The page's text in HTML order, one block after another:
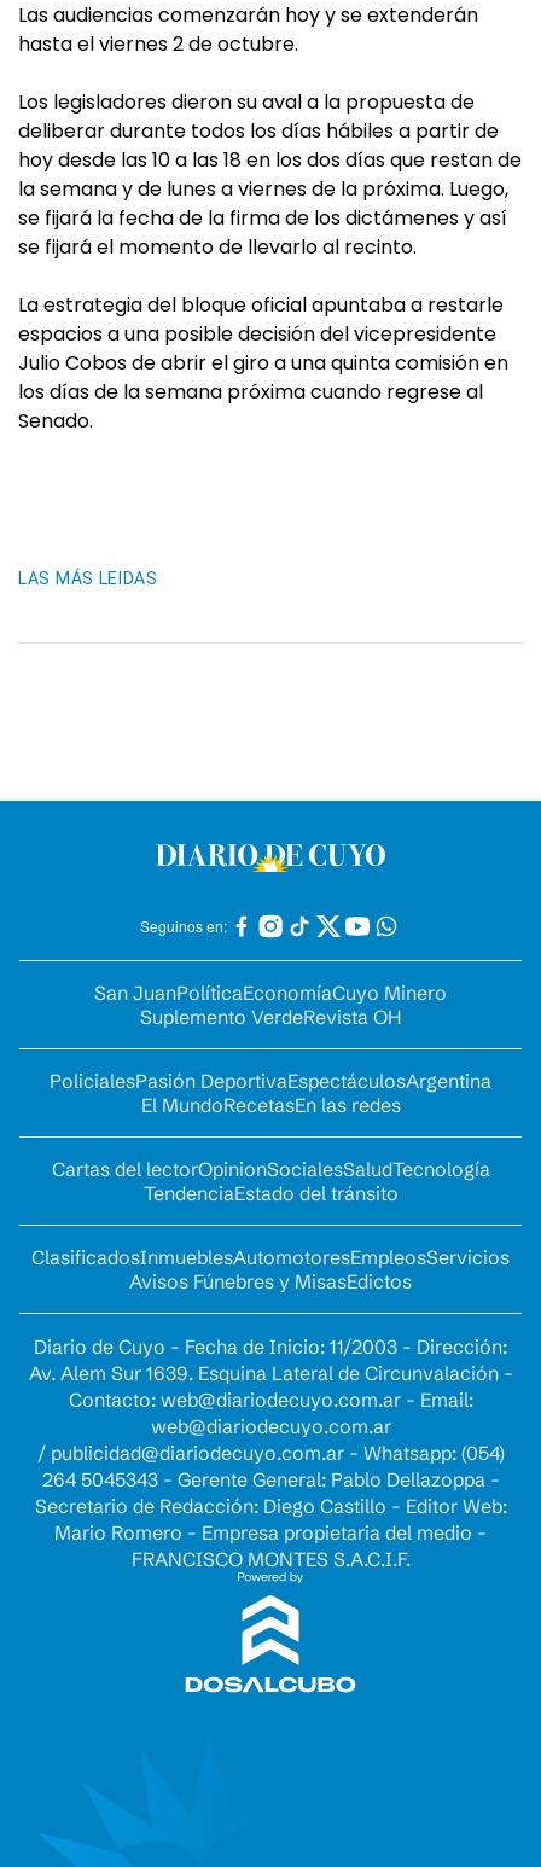
Las audiencias comenzarán hoy y se extenderán
hasta el viernes 2 de octubre.
Los legisladores dieron su aval a la propuesta de
deliberar durante todos los días hábiles a partir de
hoy desde las 10 a las 18 en los dos días que restan de
la semana y de lunes a viernes de la próxima. Luego,
se fijará la fecha de la firma de los dictámenes y así
se fijará el momento de llevarlo al recinto.
La estrategia del bloque oficial apuntaba a restarle
espacios a una posible decisión del vicepresidente
Julio Cobos de abrir el giro a una quinta comisión en
los días de la semana próxima cuando regrese al
Senado.
LAS MÁS LEIDAS
Seguinos en:
San JuanPolíticaEconomíaCuyo Minero
Suplemento VerdeRevista OH
PolicialesPasión DeportivaEspectáculosArgentina
El MundoRecetasEn las redes
Cartas del lectorOpinionSocialesSaludTecnología
TendenciaEstado del tránsito
ClasificadosInmueblesAutomotoresEmpleosServicios
Avisos Fúnebres y MisasEdictos
Diario de Cuyo - Fecha de Inicio: 11/2003 - Dirección:
Av. Alem Sur 1639. Esquina Lateral de Circunvalación -
Contacto: web@diariodecuyo.com.ar- Email:
web@diariodecuyo.com.ar
/ publicidad@diariodecuyo.com.ar- Whatsapp: (054)
264 5045343 - Gerente General: Pablo Dellazoppa -
Secretario de Redacción: Diego Castillo - Editor Web:
Mario Romero - Empresa propietaria del medio -
FRANCISCO MONTES S.A.C.I.F.